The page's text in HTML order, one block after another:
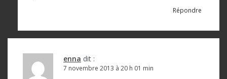
Répondre
enna dit :
7 novembre 2013 à 20 h 01 min